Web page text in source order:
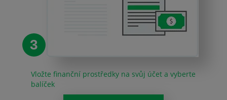
3
Vložte finanční prostředky na svůj účet a vyberte
balíček